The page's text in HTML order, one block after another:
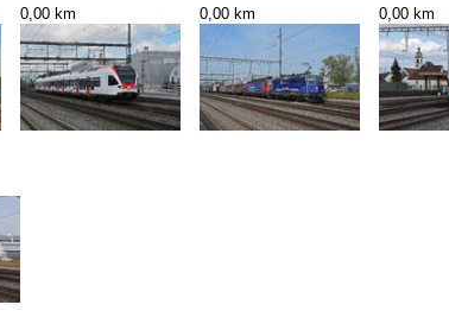
0,00 km 0,00 km 0,00 km